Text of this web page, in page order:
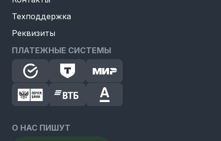
Техподдержка
Реквизиты
ПЛАТЕЖНЫЕ СИСТЕМЫ
О НАС ПИШУТ